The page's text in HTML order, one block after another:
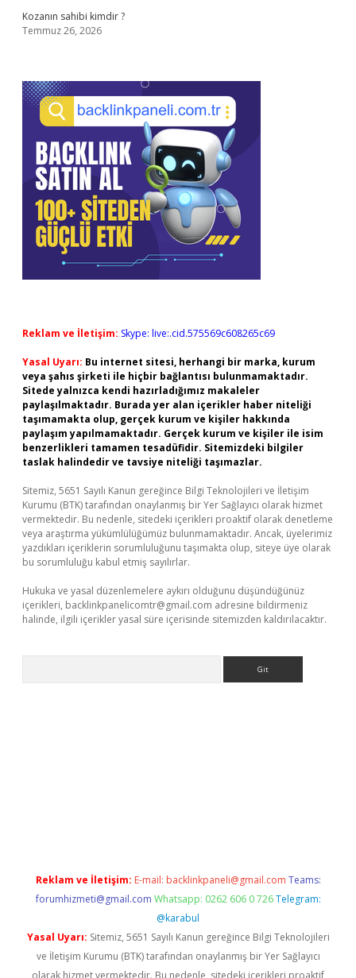
Kozanın sahibi kimdir ?
Temmuz 26, 2026
Reklam ve İletişim: Skype: live:.cid.575569c608265c69
Yasal Uyarı: Bu internet sitesi, herhangi bir marka, kurum
veya şahıs şirketi ile hiçbir bağlantısı bulunmamaktadır.
Sitede yalnızca kendi hazırladığımız makaleler
paylaşılmaktadır. Burada yer alan içerikler haber niteliği
taşımamakta olup, gerçek kurum ve kişiler hakkında
paylaşım yapılmamaktadır. Gerçek kurum ve kişiler ile isim
benzerlikleri tamamen tesadüfidir. Sitemizdeki bilgiler
taslak halindedir ve tavsiye niteliği taşımazlar.
Sitemiz, 5651 Sayılı Kanun gereğince Bilgi Teknolojileri ve İletişim
Kurumu (BTK) tarafından onaylanmış bir Yer Sağlayıcı olarak hizmet
vermektedir. Bu nedenle, sitedeki içerikleri proaktif olarak denetleme
veya araştırma yükümlülüğümüz bulunmamaktadır. Ancak, üyelerimiz
yazdıkları içeriklerin sorumluluğunu taşımakta olup, siteye üye olarak
bu sorumluluğu kabul etmiş sayılırlar.
Hukuka ve yasal düzenlemelere aykırı olduğunu düşündüğünüz
içerikleri, backlinkpanelicomtr@gmail.com adresine bildirmeniz
halinde, ilgili içerikler yasal süre içerisinde sitemizden kaldırılacaktır.
Reklam ve İletişim: E-mail: backlinkpaneli@gmail.com Teams:
forumhizmeti@gmail.com Whatsapp: 0262 606 0 726 Telegram:
@karabul
Yasal Uyarı: Sitemiz, 5651 Sayılı Kanun gereğince Bilgi Teknolojileri
ve İletişim Kurumu (BTK) tarafından onaylanmış bir Yer Sağlayıcı
olarak hizmet vermektedir. Bu nedenle, sitedeki içerikleri proaktif